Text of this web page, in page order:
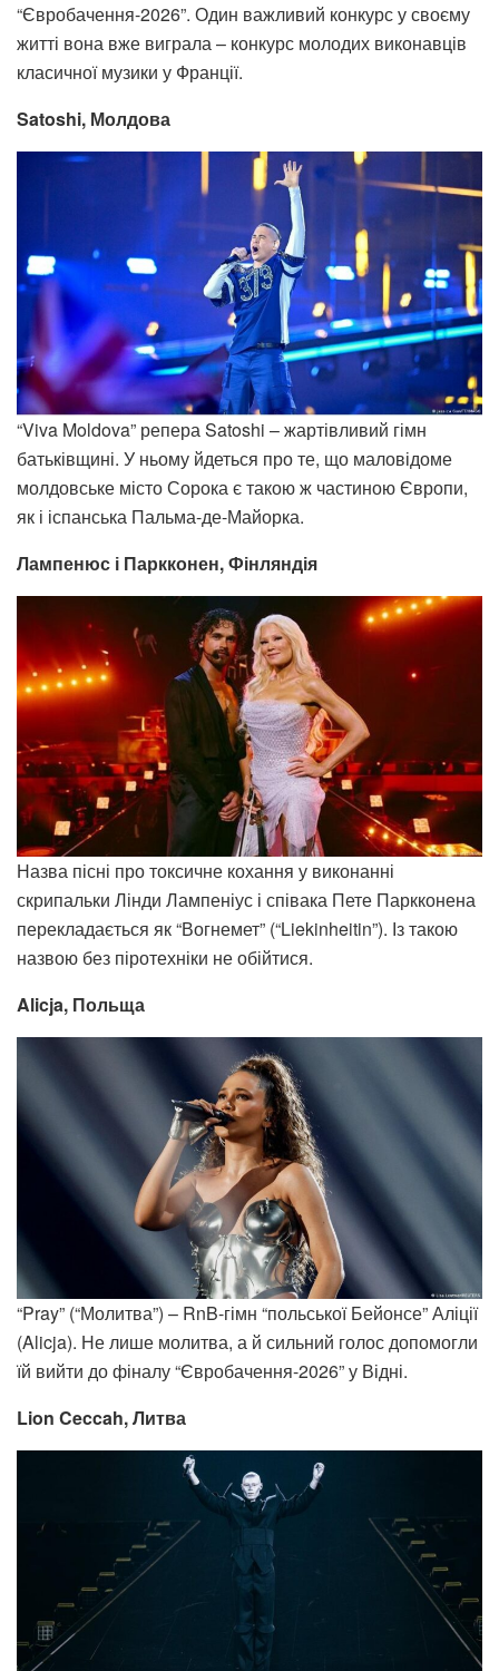
“Євробачення-2026”. Один важливий конкурс у своєму
житті вона вже виграла – конкурс молодих виконавців
класичної музики у Франції.
Satoshi, Молдова
“Viva Moldova” репера Satoshi – жартівливий гімн
батьківщині. У ньому йдеться про те, що маловідоме
молдовське місто Сорока є такою ж частиною Європи,
як і іспанська Пальма-де-Майорка.
Лампенюс і Паркконен, Фінляндія
Назва пісні про токсичне кохання у виконанні
скрипальки Лінди Лампеніус і співака Пете Паркконена
перекладається як “Вогнемет” (“Liekinheitin”). Із такою
назвою без піротехніки не обійтися.
Alicja, Польща
“Pray” (“Молитва”) – RnB-гімн “польської Бейонсе” Аліції
(Alicja). Не лише молитва, а й сильний голос допомогли
їй вийти до фіналу “Євробачення-2026” у Відні.
Lion Ceccah, Литва